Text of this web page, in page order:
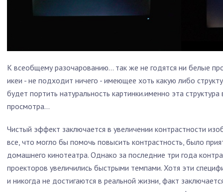
К всеобщему разочарованию… так же не годятся ни белые
икеи - не подходит ничего - имеющее хоть какую либо
будет портить натуральность картинки.именно эта
просмотра…
Чистый эффект заключается в увеличении контрастности
все, что могло бы помочь повысить контрастность, было
домашнего кинотеатра. Однако за последние три года
проекторов увеличились быстрыми темпами. Хотя эти
и никогда не достигаются в реальной жизни, факт